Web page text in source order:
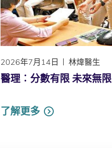
2026年7月14日 林煒醫生
醫理︰分數有限 未來無限
了解更多